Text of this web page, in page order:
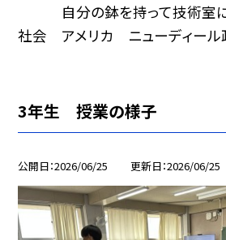
自分の鉢を持って技術室に
社会 アメリカ ニューディール
3年生 授業の様子
公開日 2026/06/25 更新日 2026/06/25